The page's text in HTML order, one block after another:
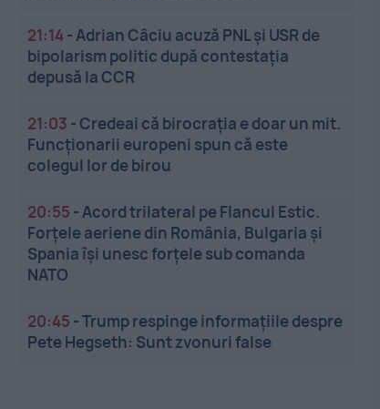
21:14-Adrian Câciu acuză PNL și USR de
bipolarism politic după contestația
depusă la CCR
21:03 -Credeai că birocrația e doar un mit.
Funcționarii europeni spun că este
colegul lor de birou
20:55 -Acord trilateral pe Flancul Estic.
Forțele aeriene din România, Bulgaria și
Spania își unesc forțele sub comanda
NATO
20:45 -Trump respinge informațiile despre
Pete Hegseth: Sunt zvonuri false